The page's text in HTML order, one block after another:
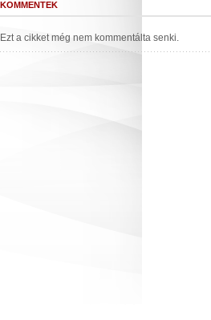
KOMMENTEK
Ezt a cikket még nem kommentálta senki.